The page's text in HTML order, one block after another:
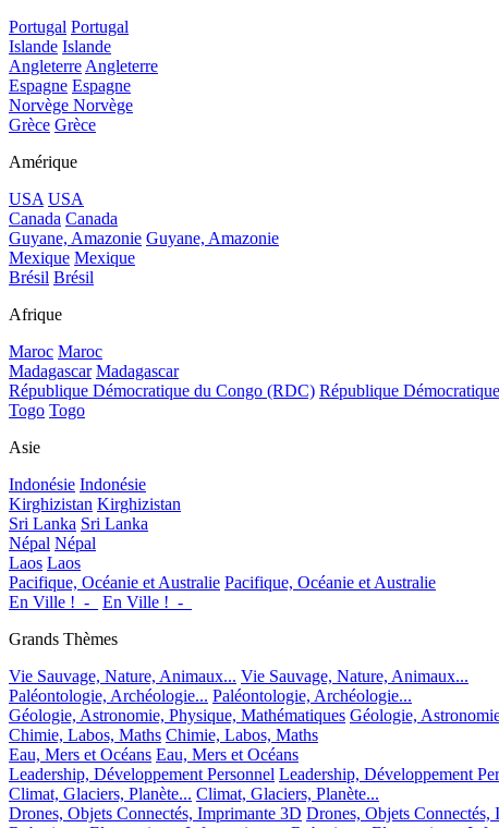
Portugal Portugal
Islande Islande
Angleterre Angleterre
Espagne Espagne
Norvège Norvège
Grèce Grèce
Amérique
USA USA
Canada Canada
Guyane, Amazonie Guyane, Amazonie
Mexique Mexique
Brésil Brésil
Afrique
Maroc Maroc
Madagascar Madagascar
République Démocratique du Congo (RDC) République
Togo Togo
Asie
Indonésie Indonésie
Kirghizistan Kirghizistan
Sri Lanka Sri Lanka
Népal Népal
Laos Laos
Pacifique, Océanie et Australie Pacifique, Océanie et Australie
En Ville !_-_
En Ville !_-_
Grands Thèmes
Vie Sauvage, Nature, Animaux... Vie Sauvage, Nature, Animaux...
Paléontologie, Archéologie... Paléontologie, Archéologie...
Géologie, Astronomie, Physique, Mathématiques Géologie,
Chimie, Labos, Maths Chimie, Labos, Maths
Eau, Mers et Océans Eau, Mers et Océans
Leadership, Développement Personnel Leadership, Développement
Climat, Glaciers, Planète... Climat, Glaciers, Planète...
Drones, Objets Connectés, Imprimante 3D Drones, Objets Connectés,